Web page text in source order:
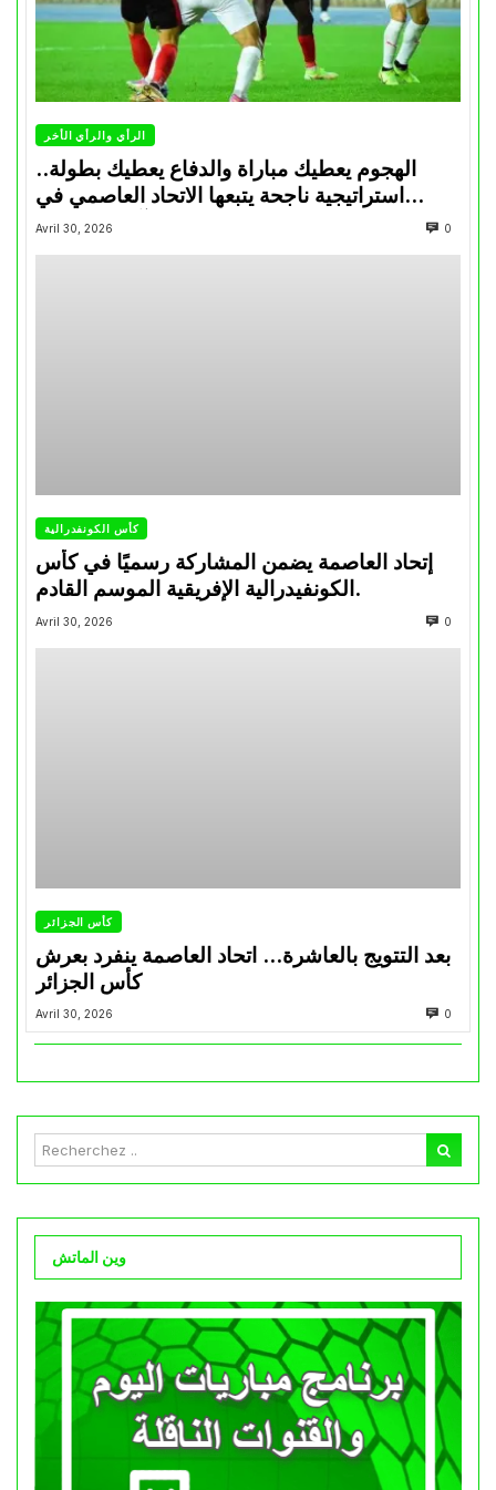
الرأي والرأي الأخر
الهجوم يعطيك مباراة والدفاع يعطيك بطولة..
استراتيجية ناجحة يتبعها الاتحاد العاصمي في
تتويجاته آخر السنوات
Avril 30, 2026 0
كأس الكونفدرالية
إتحاد العاصمة يضمن المشاركة رسميًا في كأس
الكونفيدرالية الإفريقية الموسم القادم.
Avril 30, 2026 0
كأس الجزائر
بعد التتويج بالعاشرة… اتحاد العاصمة ينفرد بعرش
كأس الجزائر
Avril 30, 2026 0
وين الماتش